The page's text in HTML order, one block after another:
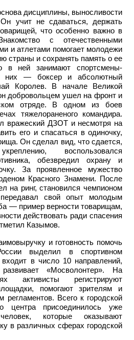
дисциплины, выносливости
учит не сдаваться, держать
что особенно важно в
с отечественными
и атлетами помогает молодежи
страны и сохранять память о ее
в ней занимают спортсмены-
них — боксер и абсолютный
Королев. В начале Великой
добровольцем ушел на фронт и
отряде. В одном из боев
тяжелораненого командира.
вражеский ДЗОТ и несмотря на
его и спасаться в одиночку,
Он сделал вид, что сдается,
воспользовался
обезвредил охрану и
За проявленное мужество
Красного Знамени. После
на ринг, становился чемпионом
свой опыт молодым
— пример верности товарищам,
действовать ради спасения
Казымов.
и готовность помочь
выделил в спортивном
входит в число 10 направлений,
«Мосволонтер». На
активисты регистрируют
помогают зрителям и
регламентов. Всего к городской
центра присоединилось уже
которые оказывают
в различных сферах городской